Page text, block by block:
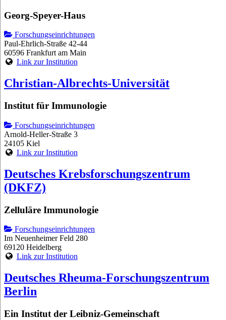
Georg-Speyer-Haus
Forschungseinrichtungen
Paul-Ehrlich-Straße 42-44
60596 Frankfurt am Main
Link zur Institution
Christian-Albrechts-Universität
Institut für Immunologie
Forschungseinrichtungen
Arnold-Heller-Straße 3
24105 Kiel
Link zur Institution
Deutsches Krebsforschungszentrum
(DKFZ)
Zelluläre Immunologie
Forschungseinrichtungen
Im Neuenheimer Feld 280
69120 Heidelberg
Link zur Institution
Deutsches Rheuma-Forschungszentrum
Berlin
Ein Institut der Leibniz-Gemeinschaft